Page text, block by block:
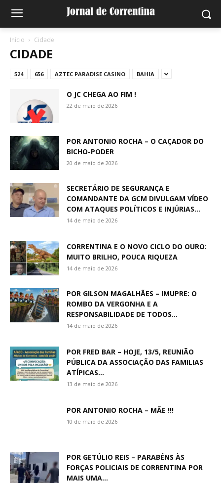
Início Cidade
CIDADE
524 656 AZTEC PARADISE CASINO BAHIA
O JC CHEGA AO FIM !
22 de maio de 2026
POR ANTONIO ROCHA – O CAÇADOR DO
BICHO-PODER
20 de maio de 2026
SECRETÁRIO DE SEGURANÇA E
COMANDANTE DA GCM DIVULGAM VÍDEO
COM ATAQUES POLÍTICOS E INJÚRIAS...
14 de maio de 2026
CORRENTINA E O NOVO CICLO DO OURO:
MUITO BRILHO, POUCA RIQUEZA
14 de maio de 2026
POR GILSON MAGALHÃES – IMUPRE: O
ROMBO DA VERGONHA E A
RESPONSABILIDADE DE TODOS...
14 de maio de 2026
POR FRED BAR – HOJE, 13/5, REUNIÃO
PÚBLICA DA ASSOCIAÇÃO DAS FAMILIAS
ATÍPICAS...
13 de maio de 2026
POR ANTONIO ROCHA – MÃE !!!
10 de maio de 2026
POR GETÚLIO REIS – PARABÉNS ÀS
FORÇAS POLICIAIS DE CORRENTINA POR
MAIS UMA...